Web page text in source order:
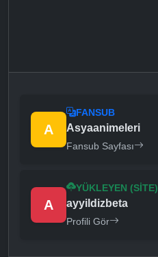
A
FANSUB
Asyaanimeleri
Fansub Sayfası
A
YÜKLEYEN (SITE)
ayyildizbeta
Profili Gör